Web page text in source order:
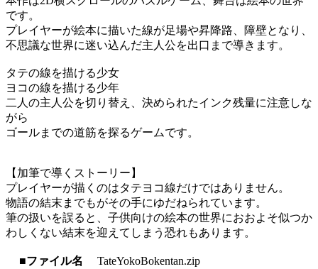
です。
プレイヤーが絵本に描いた線が足場や昇降路、障壁となり、
不思議な世界に迷い込んだ主人公を出口まで導きます。
タテの線を描ける少女
ヨコの線を描ける少年
二人の主人公を切り替え、決められたインク残量に注意しな
がら
ゴールまでの道筋を探るゲームです。
【加筆で導くストーリー】
プレイヤーが描くのはタテヨコ線だけではありません。
物語の結末までもがその手にゆだねられています。
筆の扱いを誤ると、子供向けの絵本の世界におおよそ似つか
わしくない結末を迎えてしまう恐れもあります。
■ファイル名
TateYokoBokentan.zip